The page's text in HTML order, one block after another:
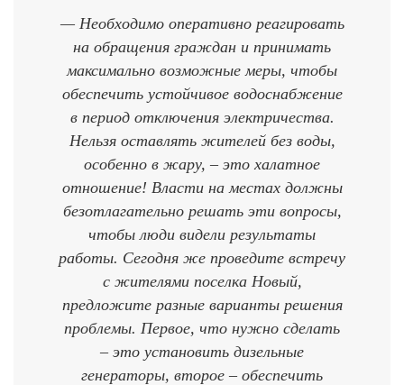
— Необходимо оперативно реагировать
на обращения граждан и принимать
максимально возможные меры, чтобы
обеспечить устойчивое водоснабжение
в период отключения электричества.
Нельзя оставлять жителей без воды,
особенно в жару, – это халатное
отношение! Власти на местах должны
безотлагательно решать эти вопросы,
чтобы люди видели результаты
работы. Сегодня же проведите встречу
с жителями поселка Новый,
предложите разные варианты решения
проблемы. Первое, что нужно сделать
– это установить дизельные
генераторы, второе – обеспечить